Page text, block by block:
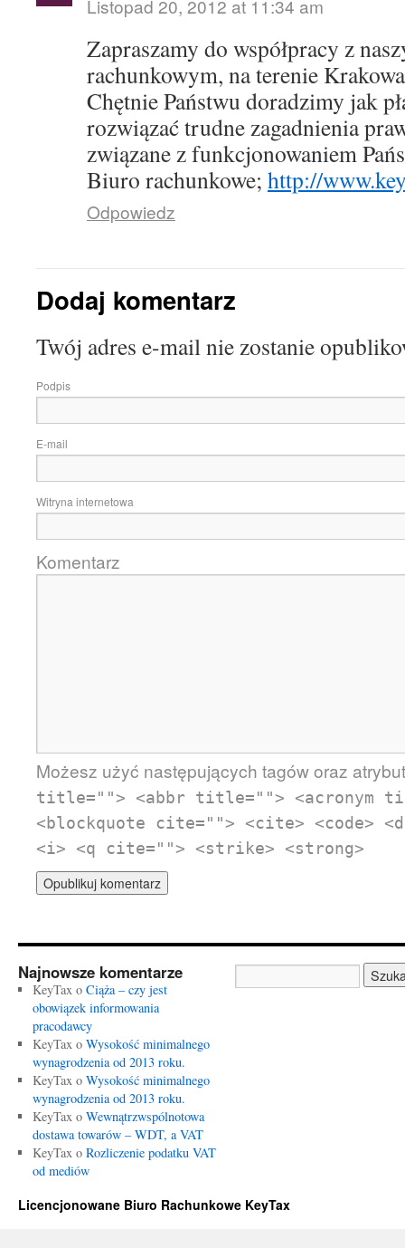
Listopad 20, 2012 at 11:34 am
Zapraszamy do współpracy z
rachunkowym, na terenie
Chętnie Państwu doradzimy jak
rozwiązać trudne zagadnienia
związane z funkcjonowaniem
Biuro rachunkowe; http://
Odpowiedz
Dodaj komentarz
Twój adres e-mail nie zostanie
Podpis
E-mail
Witryna internetowa
Komentarz
Możesz użyć następujących tagów oraz
title=""> <abbr title=""> <acronym
<blockquote cite=""> <cite> <code>
<i> <q cite=""> <strike> <strong>
Najnowsze komentarze
KeyTax o Ciąża – czy jest
obowiązek informowania
pracodawcy
KeyTax o Wysokość minimalnego
wynagrodzenia od 2013 roku.
KeyTax o Wysokość minimalnego
wynagrodzenia od 2013 roku.
KeyTax o Wewnątrzwspólnotowa
dostawa towarów – WDT, a VAT
KeyTax o Rozliczenie podatku VAT
od mediów
Licencjonowane Biuro Rachunkowe KeyTax